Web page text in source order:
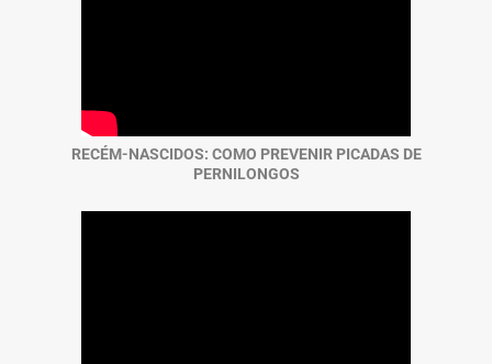
RECÉM-NASCIDOS: COMO PREVENIR PICADAS DE
PERNILONGOS